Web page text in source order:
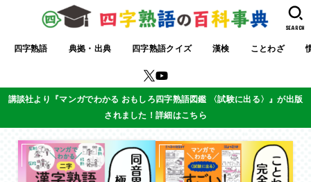
四字熟語 典拠・出典 四字熟語クイズ 漢検 ことわざ
SEARCH
講談社より『マンガでわかる おもしろ四字熟語図鑑 〈試験に出る〉』が出版
されました！詳細はこちら